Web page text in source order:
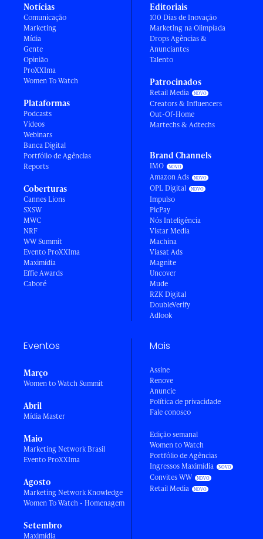
Notícias
Comunicação
Marketing
Mídia
Gente
Opinião
ProXXIma
Women To Watch
Plataformas
Podcasts
Vídeos
Webinars
Banca Digital
Portfólio de Agências
Reports
Coberturas
Cannes Lions
SXSW
MWC
NRF
WW Summit
Evento ProXXIma
Maximídia
Effie Awards
Caboré
Editoriais
100 Dias de Inovação
Marketing na Olimpíada
Drops Agências &
Anunciantes
Talento
Patrocinados
Retail Media
Creators & Influencers
Out-Of-Home
Martechs & Adtechs
Brand Channels
IMO
Amazon Ads
OPL Digital
Impulso
PicPay
Nós Inteligência
Vistar Media
Machina
Viasat Ads
Magnite
Uncover
Mude
RZK Digital
DoubleVerify
Adlook
Eventos
Março
Women to Watch Summit
Abril
Mídia Master
Maio
Marketing Network Brasil
Evento ProXXIma
Agosto
Marketing Network Knowledge
Women To Watch - Homenagem
Setembro
Maximídia
Mais
Assine
Renove
Anuncie
Política de privacidade
Fale conosco
Edição semanal
Women to Watch
Portfólio de Agências
Ingressos Maximídia
Convites WW
Retail Media